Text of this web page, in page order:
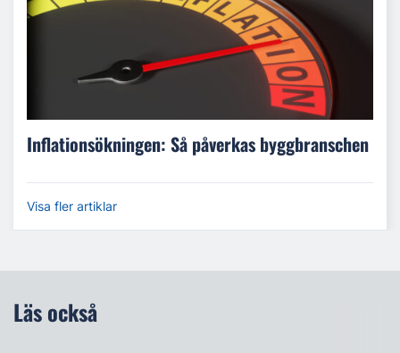
Inflationsökningen: Så påverkas byggbranschen
Visa fler artiklar
Läs också